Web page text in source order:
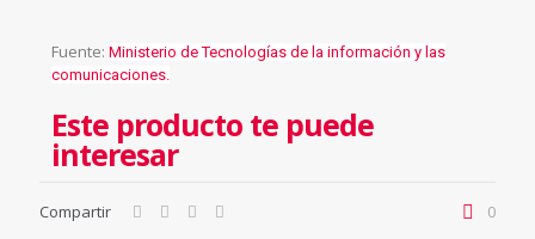
Fuente: Ministerio de Tecnologías de la información y las
comunicaciones.
Este producto te puede
interesar
Compartir 0